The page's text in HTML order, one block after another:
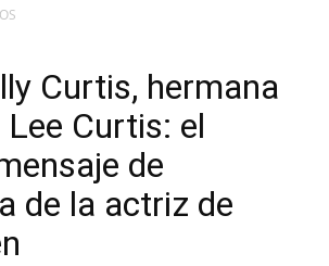
Curtis, hermana
Curtis: el
de
de la actriz de